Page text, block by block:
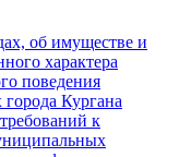
об имуществе и
характера
поведения
Кургана
к